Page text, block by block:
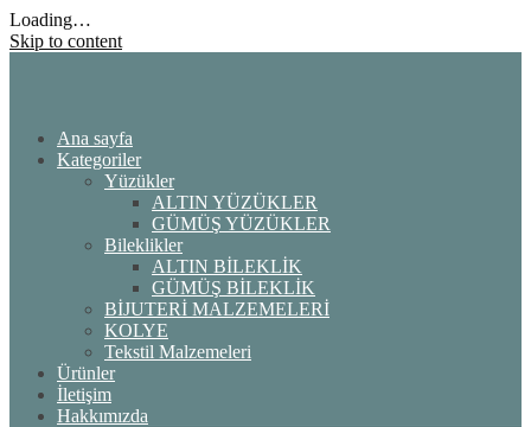
Loading…
Skip to content
Ana sayfa
Kategoriler
Yüzükler
ALTIN YÜZÜKLER
GÜMÜŞ YÜZÜKLER
Bileklikler
ALTIN BİLEKLİK
GÜMÜŞ BİLEKLİK
BİJUTERİ MALZEMELERİ
KOLYE
Tekstil Malzemeleri
Ürünler
İletişim
Hakkımızda